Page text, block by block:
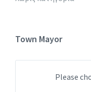
Town Mayor
Please